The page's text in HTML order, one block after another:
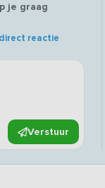
je graag
direct reactie
Verstuur